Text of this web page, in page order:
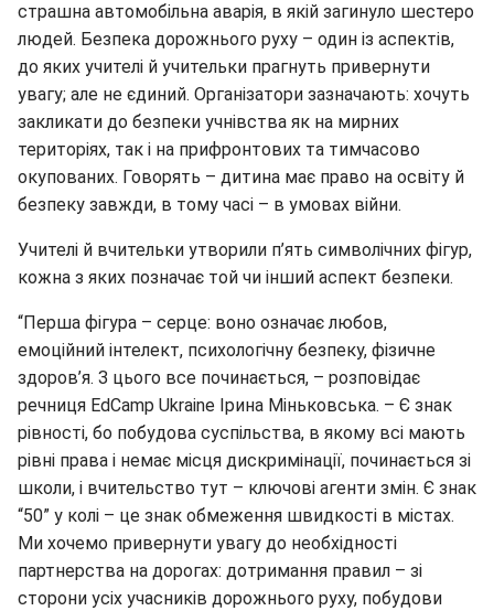
страшна автомобільна аварія, в якій загинуло шестеро
людей. Безпека дорожнього руху – один із аспектів,
до яких учителі й учительки прагнуть привернути
увагу; але не єдиний. Організатори зазначають: хочуть
закликати до безпеки учнівства як на мирних
територіях, так і на прифронтових та тимчасово
окупованих. Говорять – дитина має право на освіту й
безпеку завжди, в тому часі – в умовах війни.
Учителі й вчительки утворили п’ять символічних фігур,
кожна з яких позначає той чи інший аспект безпеки.
“Перша фігура – серце: воно означає любов,
емоційний інтелект, психологічну безпеку, фізичне
здоров’я. З цього все починається, – розповідає
речниця EdCamp Ukraine Ірина Міньковська. – Є знак
рівності, бо побудова суспільства, в якому всі мають
рівні права і немає місця дискримінації, починається зі
школи, і вчительство тут – ключові агенти змін. Є знак
“50” у колі – це знак обмеження швидкості в містах.
Ми хочемо привернути увагу до необхідності
партнерства на дорогах: дотримання правил – зі
сторони усіх учасників дорожнього руху, побудови